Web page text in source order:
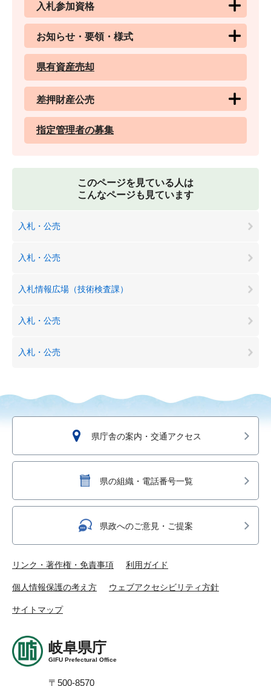
入札参加資格
お知らせ・要領・様式
県有資産売却
差押財産公売
指定管理者の募集
このページを見ている人は
こんなページも見ています
入札・公売
入札・公売
入札情報広場（技術検査課）
入札・公売
入札・公売
県庁舎の案内・交通アクセス
県の組織・電話番号一覧
県政へのご意見・ご提案
リンク・著作権・免責事項 利用ガイド
個人情報保護の考え方 ウェブアクセシビリティ方針
サイトマップ
岐阜県庁
GIFU Prefectural Office
〒500-8570